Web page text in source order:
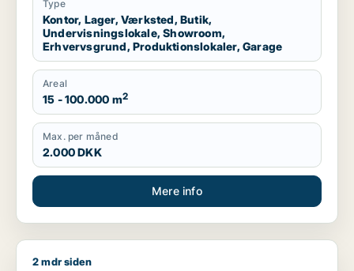
Type
Kontor, Lager, Værksted, Butik,
Undervisningslokale, Showroom,
Erhvervsgrund, Produktionslokaler, Garage
Areal
15 - 100.000 m2
Max. per måned
2.000 DKK
Mere info
Jeg søger kontor, værksted, butik, klinik eller
2 mdr siden